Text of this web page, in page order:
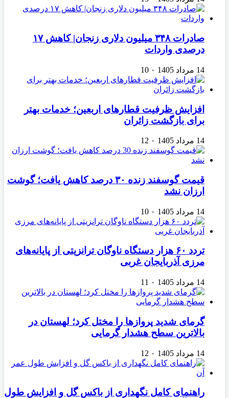
صادرات ۳۴۸ میلیون دلاری زنجان| ‌کاهش ۱۷
درصدی واردات
14 مرداد 1405 ۰ 10
افزایش ظرفیت قطارهای اربعین؛ خدمات بهتر
برای بازگشت زائران
14 مرداد 1405 ۰ 12
قیمت گوسفند زنده ۳۰ درصد کاهش یافت؛ گوشت
ارزان نشد
14 مرداد 1405 ۰ 10
تردد ۶۰ هزار دستگاه ناوگان ترانزیتی از پایانه‌های
مرزی آذربایجان ‌غربی
14 مرداد 1405 ۰ 11
گرمای شدید پروازها را مختل کرد؛ لهستان در
بالاترین سطح هشدار گرمایی
14 مرداد 1405 ۰ 12
راهنمای کامل نگهداری از باکس گل و افزایش طول